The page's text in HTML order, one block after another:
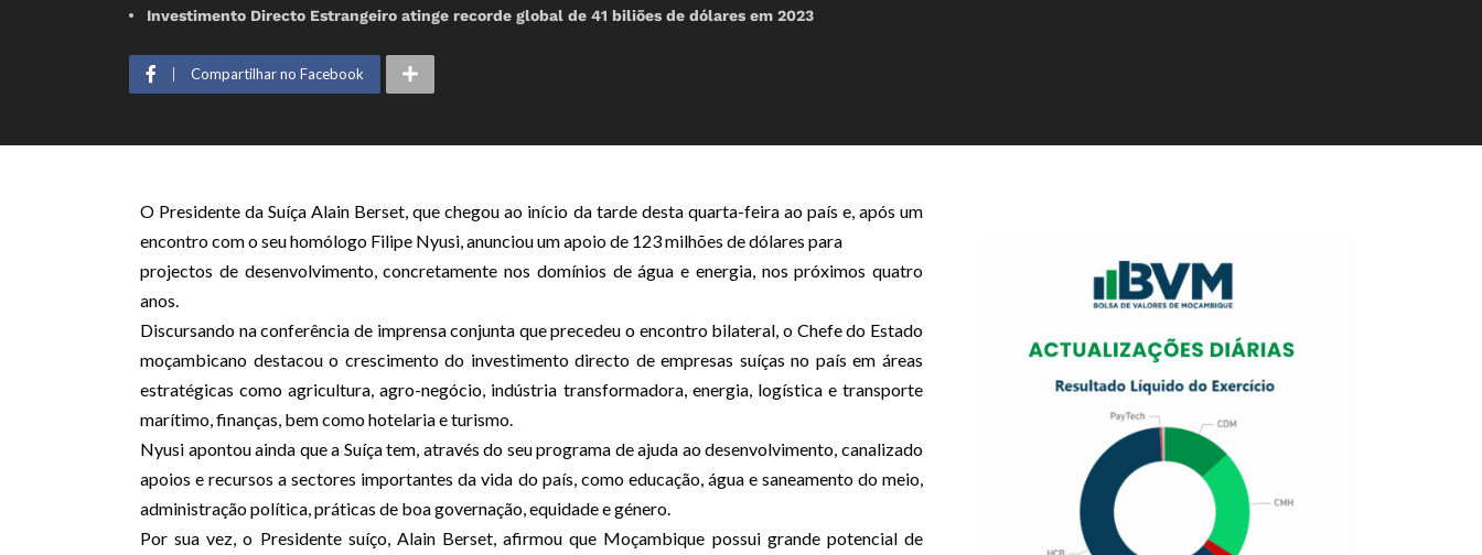
Investimento Directo Estrangeiro atinge recorde global de 41 biliões de dólares em 2023
Compartilhar no Facebook
O Presidente da Suíça Alain Berset, que chegou ao início da tarde desta quarta-feira ao país e, após um
encontro com o seu homólogo Filipe Nyusi, anunciou um apoio de 123 milhões de dólares para
projectos de desenvolvimento, concretamente nos domínios de água e energia, nos próximos quatro
anos.
Discursando na conferência de imprensa conjunta que precedeu o encontro bilateral, o Chefe do Estado
moçambicano destacou o crescimento do investimento directo de empresas suíças no país em áreas
estratégicas como agricultura, agro-negócio, indústria transformadora, energia, logística e transporte
marítimo, finanças, bem como hotelaria e turismo.
Nyusi apontou ainda que a Suíça tem, através do seu programa de ajuda ao desenvolvimento, canalizado
apoios e recursos a sectores importantes da vida do país, como educação, água e saneamento do meio,
administração política, práticas de boa governação, equidade e género.
Por sua vez, o Presidente suíço, Alain Berset, afirmou que Moçambique possui grande potencial de